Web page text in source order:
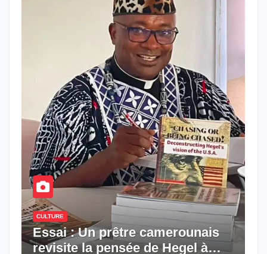
CULTURE
Essai : Un prêtre camerounais
revisite la pensée de Hegel à